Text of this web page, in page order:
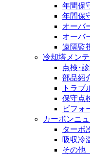
年間保
年間保
オーバ
オーバ
遠隔監
冷却塔メン
点検･
部品紹
トラブ
保守点
ビフォ
カーボンニ
ターボ
吸収冷
その他